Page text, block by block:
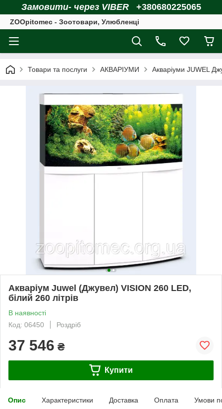
Замовити- через VIBER +380680225065
ZOOpitomec - Зоотовари, Улюбленці
Товари та послуги АКВАРІУМИ Акваріуми JUWEL
Акваріум Juwel (Джувел) VISION 260 LED,
білий 260 літрів
В наявності
Код: 06450
Роздріб
37 546 ₴
Купити
Опис Характеристики Доставка Оплата Умови